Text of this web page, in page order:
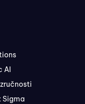
AI
Sigma